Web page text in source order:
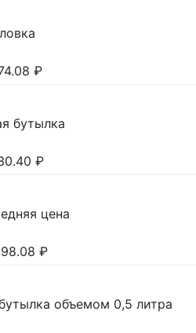
₽
бутылка
₽
цена
₽
объемом 0,5 литра